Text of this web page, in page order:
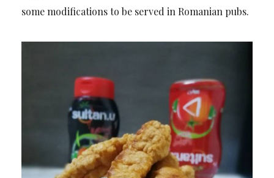
some modifications to be served in Romanian pubs.